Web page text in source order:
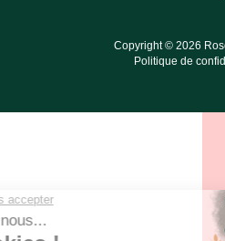
Copyright © 2026
Politique de